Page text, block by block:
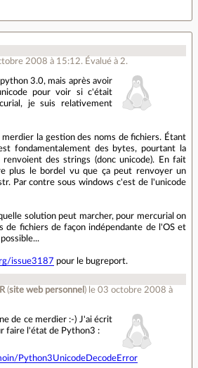
2008 à 15:12. Évalué à 2.
3.0, mais après avoir
pour voir si c'était
je suis relativement
la gestion des noms de fichiers. Étant
fondamentalement des bytes, pourtant la
des strings (donc unicode). En fait
plus le bordel vu que ça peut renvoyer un
Par contre sous windows c'est de l'unicode
solution peut marcher, pour mercurial on
de fichiers de façon indépendante de l'OS et
issue3187 pour le bugreport.
(site web personnel ) le 03 octobre 2008 à
de ce merdier :-) J'ai écrit
faire l'état de Python3 :
Python3UnicodeDecodeError